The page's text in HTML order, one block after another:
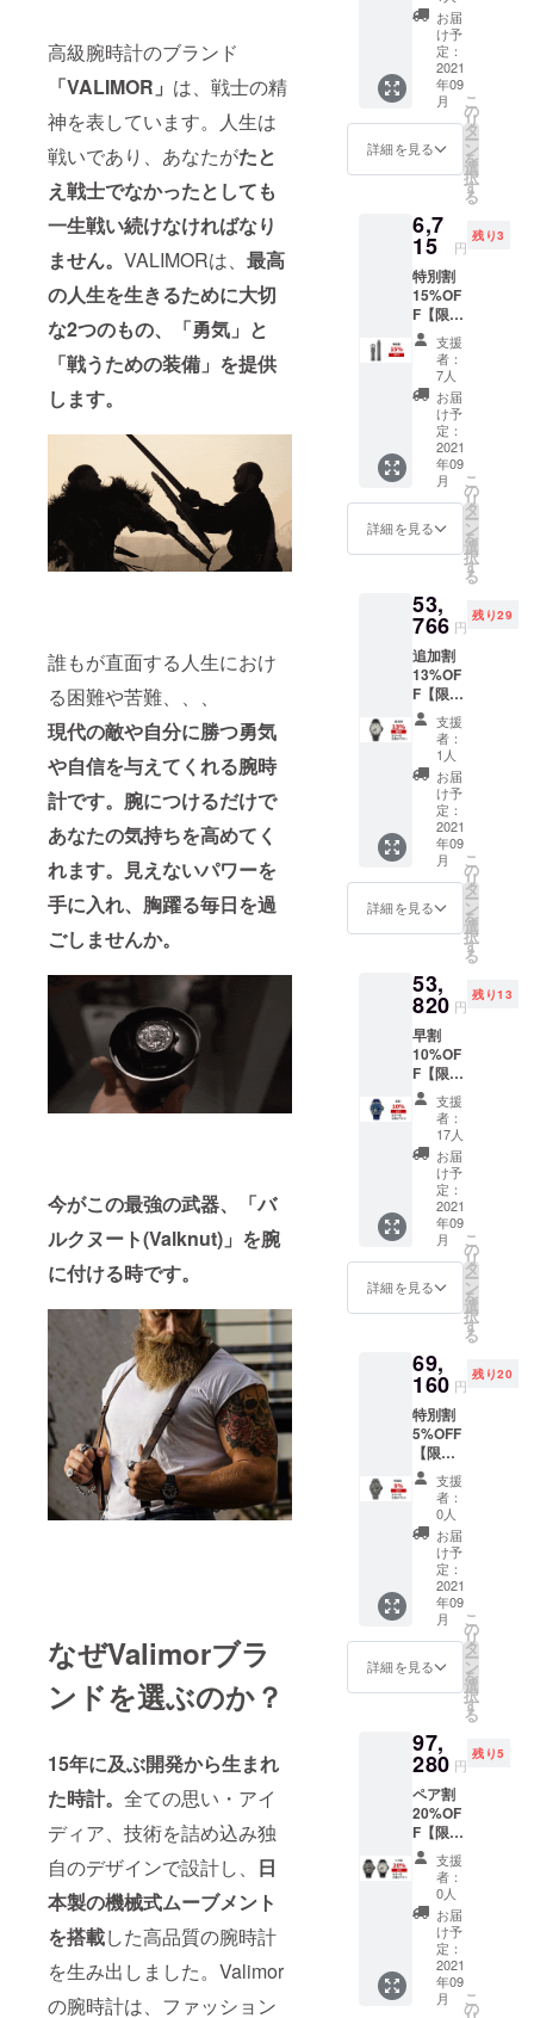
高級腕時計のブランド
「VALIMOR」 は、戦士の精
神を表しています。人生は
戦いであり、あなたがたと
え戦士でなかったとしても
一生戦い続けなければなり
ません。 VALIMORは、 最高
の人生を生きるために大切
な2つのもの、「勇気」と
「戦うための装備」を提供
します。
誰もが直面する人生におけ
る困難や苦難、、、
現代の敵や自分に勝つ勇気
や自信を与えてくれる腕時
計です。腕につけるだけで
あなたの気持ちを高めてく
れます。見えないパワーを
手に入れ、胸躍る毎日を過
ごしませんか。
今がこの最強の武器、「バ
ルクヌート(Valknut)」を腕
に付ける時です。
なぜValimorブラ
ンドを選ぶのか？
15年に及ぶ開発から生まれ
た時計。 全ての思い・アイ
ディア、技術を詰め込み独
自のデザインで設計し、 日
本製の機械式ムーブメント
を搭載した高品質の腕時計
を生み出しました。Valimor
の腕時計は、ファッション
ラップ
×1 定価
5,900円
→5,369
円(税込)
送料込
みの価
格で
す。 ▼
種類を
頂けま
す。
お届
け予
定：
2021
年09
月
詳細を見る
こ
の
リ
タ
ー
ン
を
選
択
す
る
6,7
15 円
残り3
特別割
15%OF
F【限定
10名】
ラバー
スト
ラップ
7,900円
→6,715
円(税込)
送料込
みの価
格で
す。
支援
者：
7人
お届
け予
定：
2021
年09
月
詳細を見る
こ
の
リ
タ
ー
ン
を
選
択
す
る
53,
766 円
残り29
追加割
13%OF
F【限定
30名】
時計
（ラ
バース
トラッ
プ）×1
定価
61,800
→53,76
6円(税
込) 送料
込みの
す。 ▼
種類を
お選び
頂けま
す。
バック
ルは
ケース
に合わ
せてお
届けし
ます。
支援
者：
1人
お届
け予
定：
2021
年09
月
詳細を見る
こ
の
リ
タ
ー
ン
を
選
択
す
る
53,
820 円
残り13
早割
10%OF
F【限定
30名】
時計
（レ
ザース
トラッ
プ）×1
定価
59,800
→53,82
0円(税
込) 送料
込みの
す。 ▼
種類を
お選び
頂けま
す。
支援
者：
17人
お届
け予
定：
2021
年09
月
詳細を見る
こ
の
リ
タ
ー
ン
を
選
択
す
る
69,
160 円
残り20
特別割
5%OFF
【限定
20名】
時計
（ス
チール
ブレス
レッ
ト）×1
定価
72,800
円
→69,16
0円(税
込) 送料
価格で
す。 ▼
種類を
お選び
頂けま
す。
支援
者：
0人
お届
け予
定：
2021
年09
月
詳細を見る
こ
の
リ
タ
ー
ン
を
選
択
す
る
97,
280 円
残り5
ペア割
20%OF
F【限定
5名】時
計（レ
ザース
トラッ
プ）×2
定価
121,600
→97,28
支援
者：
0人
お届
け予
定：
2021
年09
月
こ
の